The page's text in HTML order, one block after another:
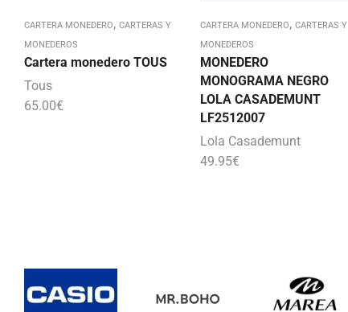
CARTERA MONEDERO, CARTERAS Y
MONEDEROS
Cartera monedero TOUS
Tous
65.00€
CARTERA MONEDERO, CARTERAS Y
MONEDEROS
MONEDERO
MONOGRAMA NEGRO
LOLA CASADEMUNT
LF2512007
Lola Casademunt
49.95€